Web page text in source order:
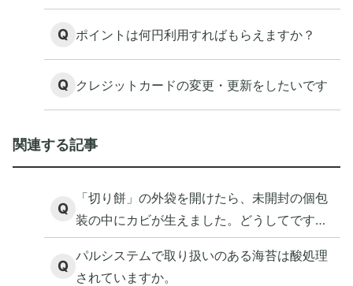
Q ポイントは何円利用すればもらえますか？
Q クレジットカードの変更・更新をしたいです
関連する記事
Q
「切り餅」の外袋を開けたら、未開封の個包
装の中にカビが生えました。どうしてです
か？
Q
パルシステムで取り扱いのある海苔は酸処理
されていますか。